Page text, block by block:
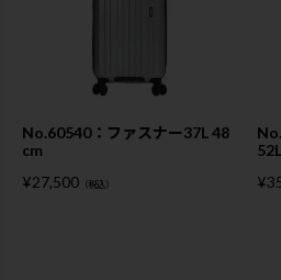
No.60540：ファスナー37L 48
cm
¥27,500 （税込）
¥